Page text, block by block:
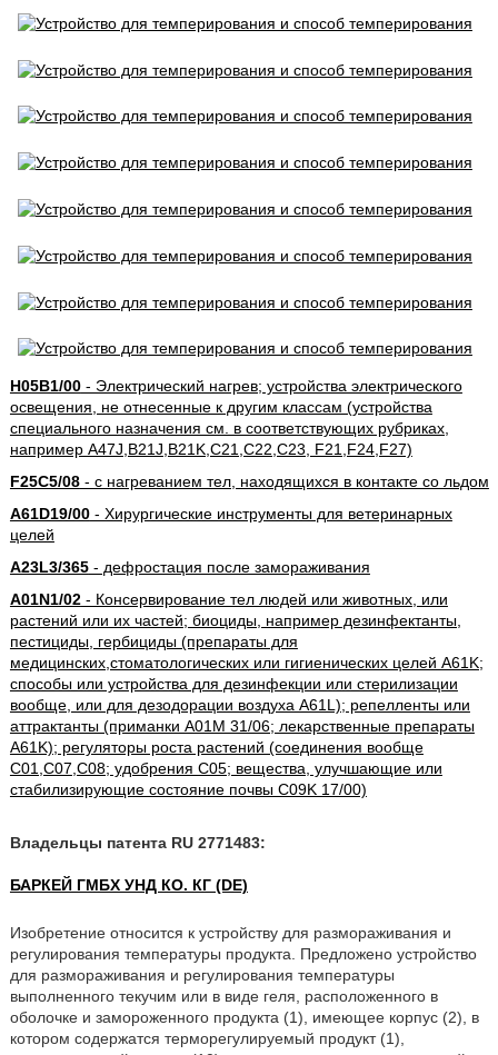
H05B1/00- Электрический нагрев; устройства электрического
освещения, не отнесенные к другим классам (устройства
специального назначения см. в соответствующих рубриках,
например A47J,B21J,B21K,C21,C22,C23, F21,F24,F27)
F25C5/08- с нагреванием тел, находящихся в контакте со льдом
A61D19/00- Хирургические инструменты для ветеринарных
целей
A23L3/365- дефростация после замораживания
A01N1/02- Консервирование тел людей или животных, или
растений или их частей; биоциды, например дезинфектанты,
пестициды, гербициды (препараты для
медицинских,стоматологических или гигиенических целей A61K;
способы или устройства для дезинфекции или стерилизации
вообще, или для дезодорации воздуха A61L); репелленты или
аттрактанты (приманки A01M 31/06; лекарственные препараты
A61K); регуляторы роста растений (соединения вообще
C01,C07,C08; удобрения C05; вещества, улучшающие или
стабилизирующие состояние почвы C09K 17/00)
Владельцы патента RU 2771483:
БАРКЕЙ ГМБХ УНД КО. КГ (DE)
Изобретение относится к устройству для размораживания и
регулирования температуры продукта. Предложено устройство
для размораживания и регулирования температуры
выполненного текучим или в виде геля, расположенного в
оболочке и замороженного продукта (1), имеющее корпус (2), в
котором содержатся терморегулируемый продукт (1),